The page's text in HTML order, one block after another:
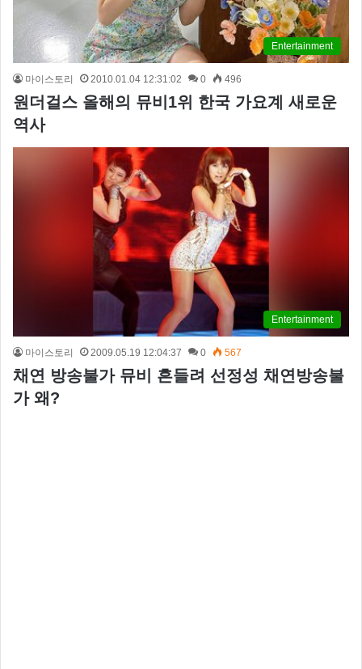
Entertainment
마이스토리 2010.01.04 12:31:02 0 496
원더걸스 올해의 뮤비1위 한국 가요계 새로운
역사
Entertainment
마이스토리 2009.05.19 12:04:37 0 567
채연 방송불가 뮤비 흔들려 선정성 채연방송불
가 왜?